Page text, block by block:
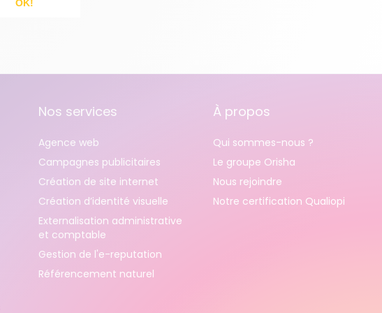
Nos services
Agence web
Campagnes publicitaires
Création de site internet
Création d’identité visuelle
Externalisation administrative
et comptable
Gestion de l'e-reputation
Référencement naturel
À propos
Qui sommes-nous ?
Le groupe Orisha
Nous rejoindre
Notre certification Qualiopi